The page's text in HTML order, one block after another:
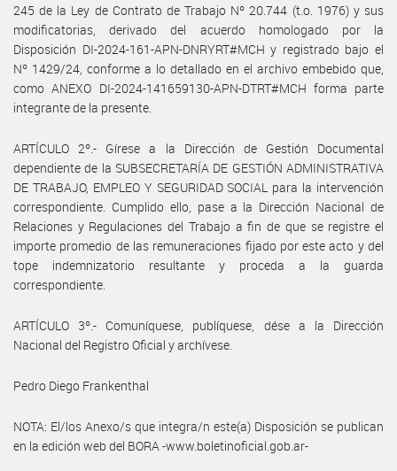
245 de la Ley de Contrato de Trabajo Nº 20.744 (t.o. 1976) y sus
modificatorias, derivado del acuerdo homologado por la
Disposición DI-2024-161-APN-DNRYRT#MCH y registrado bajo el
Nº 1429/24, conforme a lo detallado en el archivo embebido que,
como ANEXO DI-2024-141659130-APN-DTRT#MCH forma parte
integrante de la presente.
ARTÍCULO 2º.- Gírese a la Dirección de Gestión Documental
dependiente de la SUBSECRETARÍA DE GESTIÓN ADMINISTRATIVA
DE TRABAJO, EMPLEO Y SEGURIDAD SOCIAL para la intervención
correspondiente. Cumplido ello, pase a la Dirección Nacional de
Relaciones y Regulaciones del Trabajo a fin de que se registre el
importe promedio de las remuneraciones fijado por este acto y del
tope indemnizatorio resultante y proceda a la guarda
correspondiente.
ARTÍCULO 3º.- Comuníquese, publíquese, dése a la Dirección
Nacional del Registro Oficial y archívese.
Pedro Diego Frankenthal
NOTA: El/los Anexo/s que integra/n este(a) Disposición se publican
en la edición web del BORA -www.boletinoficial.gob.ar-